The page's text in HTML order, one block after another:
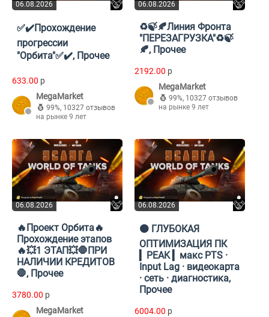
06.08.2026
✅✔️Прохождение
прогрессии
"Орбита"✅✔️, Прочее
633.00 p
MegaMarket
99%, 10327 отзывов
на рынке 9 лет
06.08.2026
♻️🍃🍂Линия Фронта
"ПЕРЕЗАГРУЗКА"♻️🍃
🍂, Прочее
2192.00 p
MegaMarket
99%, 10327 отзывов
на рынке 9 лет
06.08.2026
🔥Проект Орбита🔥
Прохождение этапов
🔥💥1 ЭТАП💥🛑ПРИ
НАЛИЧИИ КРЕДИТОВ
🛑, Прочее
3780.00 p
MegaMarket
06.08.2026
🟠 ГЛУБОКАЯ
ОПТИМИЗАЦИЯ ПК
▎PEAK ▎макс PTS ·
Input Lag · видеокарта
· сеть · диагностика,
Прочее
6004.00 p